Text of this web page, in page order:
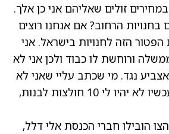
זולים שאליהם אני כן אלך.
בחנויות הרחוב? אם אנחנו רוצים
הפטור הזה לחנויות בישראל. אני
ורוחשת לו כבוד ולכן אני לא
נגד. מי שכתב עליי שאני לא
מחליפה בגדים, אז עכשיו לא יהיו לי 10 חולצות לבנות,
הובילו חברי הכנסת אלי דלל,